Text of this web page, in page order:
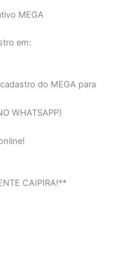
MEGA
em:
do MEGA para
WHATSAPP)
CAIPIRA!**